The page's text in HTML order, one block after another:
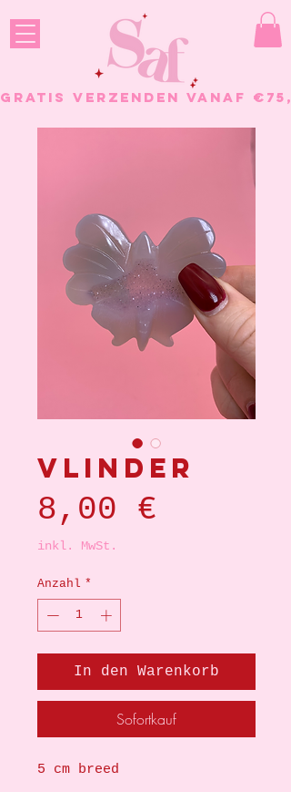
GRATIS VERZENDEN VANAF
Vlinder
8,00 €
inkl. MwSt.
Anzahl *
In den Warenkorb
Sofortkauf
5 cm breed